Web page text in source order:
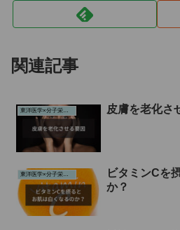
関連記事
東洋医学×分子栄養学 皮膚を老化さ
東洋医学×分子栄養学
ビタミンCを
か？